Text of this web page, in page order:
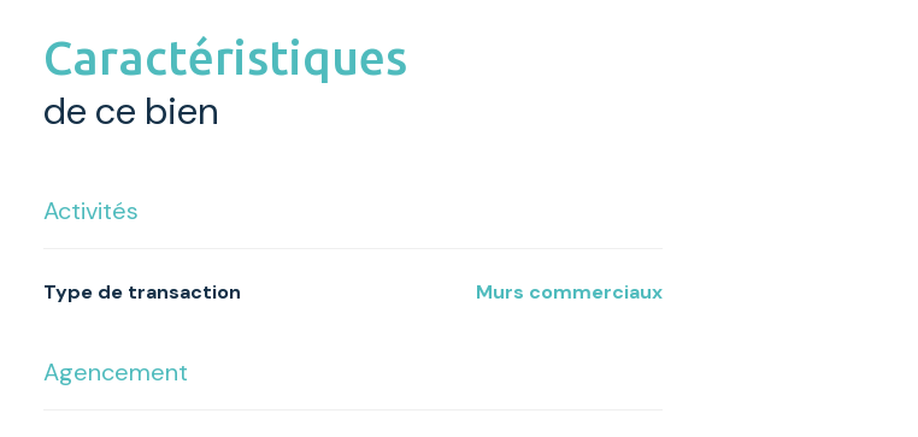
Caractéristiques
de ce bien
Activités
Type de transaction Murs commerciaux
Agencement